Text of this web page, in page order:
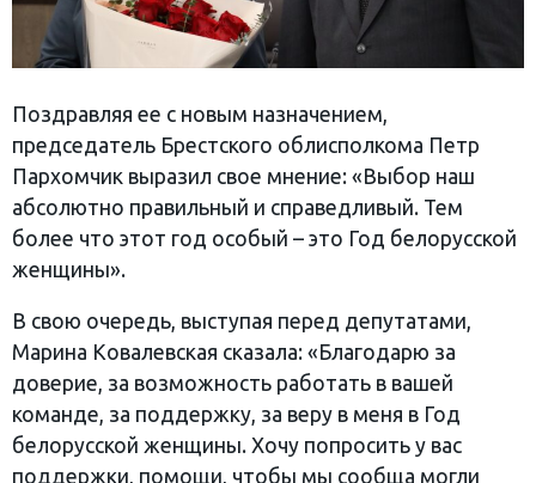
Поздравляя ее с новым назначением,
председатель Брестского облисполкома Петр
Пархомчик выразил свое мнение: «Выбор наш
абсолютно правильный и справедливый. Тем
более что этот год особый – это Год белорусской
женщины».
В свою очередь, выступая перед депутатами,
Марина Ковалевская сказала: «Благодарю за
доверие, за возможность работать в вашей
команде, за поддержку, за веру в меня в Год
белорусской женщины. Хочу попросить у вас
поддержки, помощи, чтобы мы сообща могли